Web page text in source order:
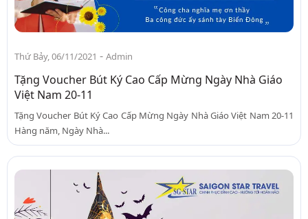
Thứ Bảy, 06/11/2021 - Admin
Tặng Voucher Bút Ký Cao Cấp Mừng Ngày Nhà Giáo
Việt Nam 20-11
Tặng Voucher Bút Ký Cao Cấp Mừng Ngày Nhà Giáo Việt Nam 20-11
Hàng năm, Ngày Nhà...